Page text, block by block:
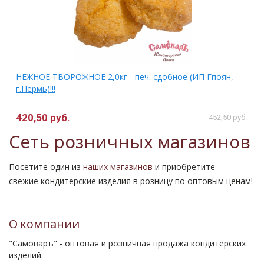
НЕЖНОЕ ТВОРОЖНОЕ 2,0кг - печ. сдобное (ИП Гпоян,
г.Пермь)!!!
420,50 руб. 452,50 руб.
Сеть розничных магазинов
Посетите один из наших магазинов и приобретите
свежие кондитерские изделия в розницу по оптовым ценам!
О компании
"Самоваръ" - оптовая и розничная продажа кондитерских
изделий.